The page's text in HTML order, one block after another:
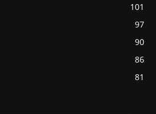
101
97
90
86
81